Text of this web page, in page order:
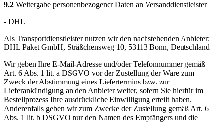
9.2 Weitergabe personenbezogener Daten an Versanddienstleister
- DHL
Als Transportdienstleister nutzen wir den nachstehenden Anbieter:
DHL Paket GmbH, Sträßchensweg 10, 53113 Bonn, Deutschland
Wir geben Ihre E-Mail-Adresse und/oder Telefonnummer gemäß
Art. 6 Abs. 1 lit. a DSGVO vor der Zustellung der Ware zum
Zweck der Abstimmung eines Liefertermins bzw. zur
Lieferankündigung an den Anbieter weiter, sofern Sie hierfür im
Bestellprozess Ihre ausdrückliche Einwilligung erteilt haben.
Anderenfalls geben wir zum Zwecke der Zustellung gemäß Art. 6
Abs. 1 lit. b DSGVO nur den Namen des Empfängers und die